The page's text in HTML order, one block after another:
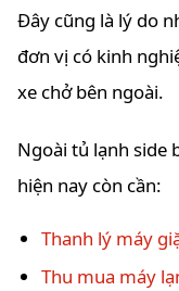
Đây cũng là lý do
đơn vị có kinh
xe chở bên ngoài.
Ngoài tủ lạnh side
hiện nay còn cần:
Thanh lý máy
Thu mua máy